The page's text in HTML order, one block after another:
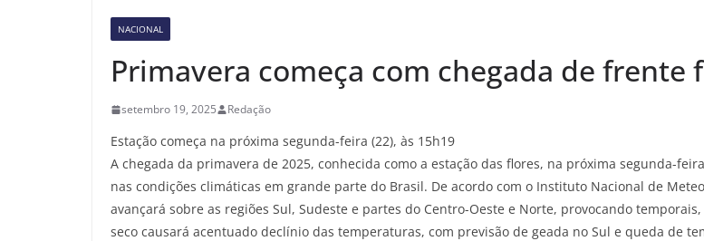
NACIONAL
Primavera começa com chegada de
setembro 19, 2025 Redação
Estação começa na próxima segunda-feira (22), às 15h19
A chegada da primavera de 2025, conhecida como a estação das flores, na próxima segunda-
nas condições climáticas em grande parte do Brasil. De acordo com o Instituto Nacional de
avançará sobre as regiões Sul, Sudeste e partes do Centro-Oeste e Norte, provocando
seco causará acentuado declínio das temperaturas, com previsão de geada no Sul e queda de